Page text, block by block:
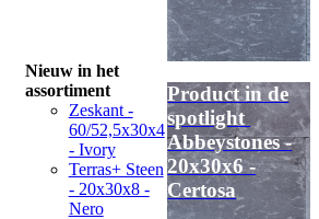
Nieuw in het
assortiment
Zeskant -
60/52,5x30x4
- Ivory
Terras+ Steen
- 20x30x8 -
Nero
Product in de
spotlight
Abbeystones -
20x30x6 -
Certosa